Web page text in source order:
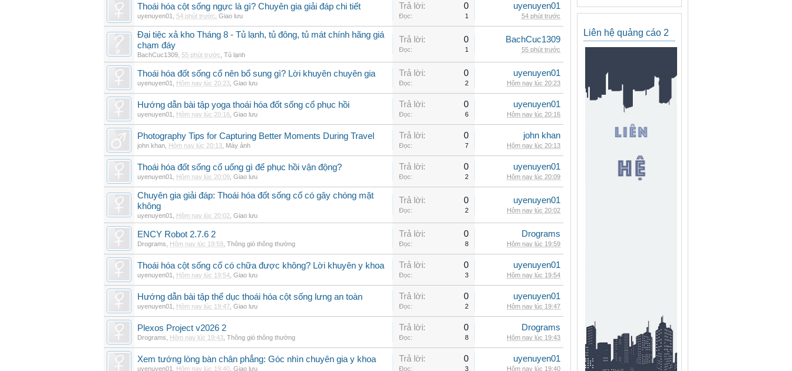
Thoái hóa cột sống ngực là gì? Chuyên gia giải đáp chi tiết
uyenuyen01 54 phút trước Giao lưu
Trả lời: 0
Đọc: 1
uyenuyen01
54 phút trước
Đại tiệc xả kho Tháng 8 - Tủ lạnh, tủ đông, tủ mát chính hãng giá
chạm đáy
BachCuc1309 55 phút trước Tủ lạnh
Trả lời: 0
Đọc: 1
BachCuc1309
55 phút trước
Thoái hóa đốt sống cổ nên bổ sung gì? Lời khuyên chuyên gia
uyenuyen01 Hôm nay lúc 20:23 Giao lưu
Trả lời: 0
Đọc: 2
uyenuyen01
Hôm nay lúc 20:23
Hướng dẫn bài tập yoga thoái hóa đốt sống cổ phục hồi
uyenuyen01 Hôm nay lúc 20:16 Giao lưu
Trả lời: 0
Đọc: 6
uyenuyen01
Hôm nay lúc 20:16
Photography Tips for Capturing Better Moments During Travel
john khan Hôm nay lúc 20:13 Máy ảnh
Trả lời: 0
Đọc: 7
john khan
Hôm nay lúc 20:13
Thoái hóa đốt sống cổ uống gì để phục hồi vận động?
uyenuyen01 Hôm nay lúc 20:09 Giao lưu
Trả lời: 0
Đọc: 2
uyenuyen01
Hôm nay lúc 20:09
Chuyên gia giải đáp: Thoái hóa đốt sống cổ có gây chóng mặt
không
uyenuyen01 Hôm nay lúc 20:02 Giao lưu
Trả lời: 0
Đọc: 2
uyenuyen01
Hôm nay lúc 20:02
ENCY Robot 2.7.6 2
Drograms Hôm nay lúc 19:59 Thông gió thông thường
Trả lời: 0
Đọc: 8
Drograms
Hôm nay lúc 19:59
Thoái hóa cột sống cổ có chữa được không? Lời khuyên y khoa
uyenuyen01 Hôm nay lúc 19:54 Giao lưu
Trả lời: 0
Đọc: 3
uyenuyen01
Hôm nay lúc 19:54
Hướng dẫn bài tập thể dục thoái hóa cột sống lưng an toàn
uyenuyen01 Hôm nay lúc 19:47 Giao lưu
Trả lời: 0
Đọc: 2
uyenuyen01
Hôm nay lúc 19:47
Plexos Project v2026 2
Drograms Hôm nay lúc 19:43 Thông gió thông thường
Trả lời: 0
Đọc: 8
Drograms
Hôm nay lúc 19:43
Xem tướng lòng bàn chân phẳng: Góc nhìn chuyên gia y khoa
uyenuyen01 Hôm nay lúc 19:40 Giao lưu
Trả lời: 0
Đọc: 3
uyenuyen01
Hôm nay lúc 19:40
Liên hệ quảng cáo 2